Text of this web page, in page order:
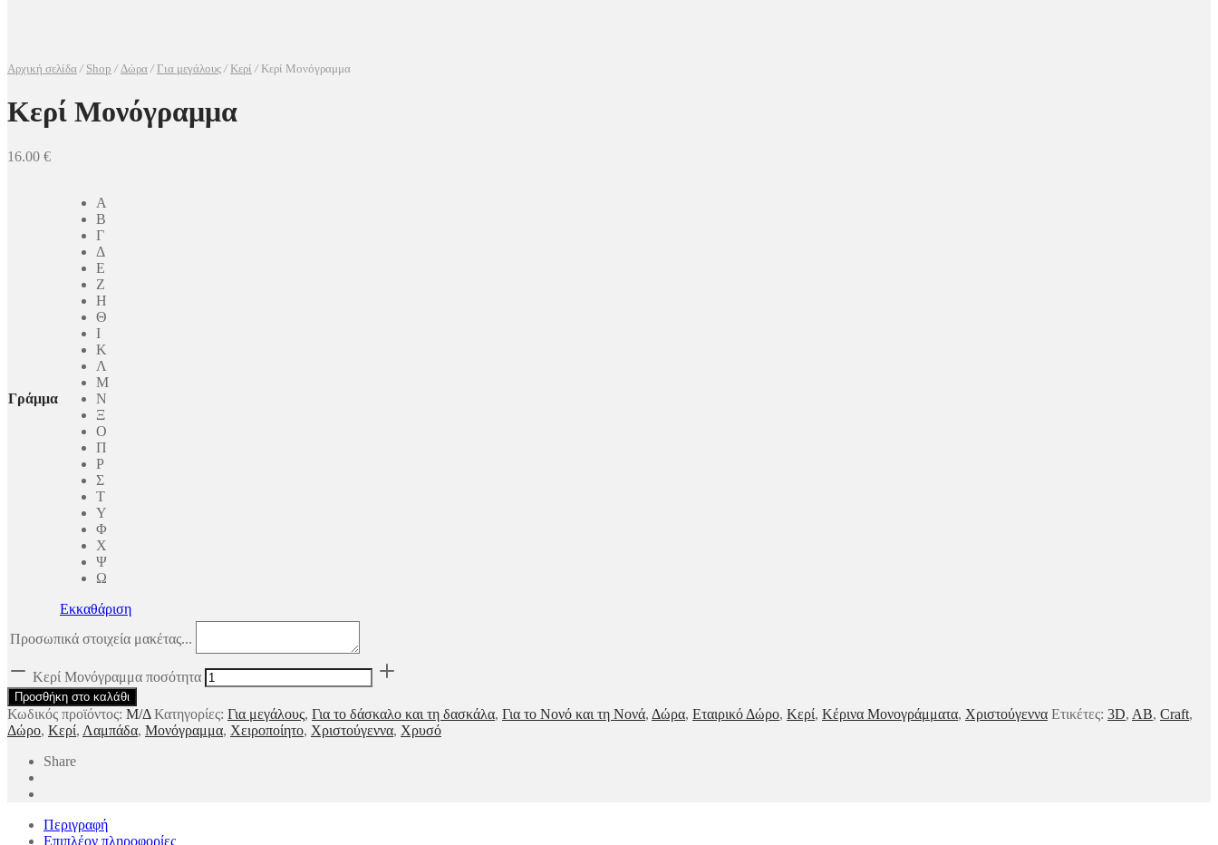
Αρχική σελίδα / Shop / Δώρα / Για μεγάλους / Κερί /Κερί Μονόγραμμα
Κερί Μονόγραμμα
16.00 €
Γράμμα
Α
Β
Γ
Δ
Ε
Ζ
Η
Θ
Ι
Κ
Λ
Μ
Ν
Ξ
Ο
Π
Ρ
Σ
Τ
Υ
Φ
Χ
Ψ
Ω
Εκκαθάριση
Προσωπικά στοιχεία μακέτας...
Κερί Μονόγραμμα ποσότητα
Προσθήκη στο καλάθι
Κωδικός προϊόντος: Μ/Δ Κατηγορίες: Για μεγάλους, Για το δάσκαλο και τη δασκάλα, Για το Νονό και τη Νονά, Δώρα, Εταιρικό Δώρο, Κερί, Κέρινα Μονογράμματα, Χριστούγεννα Ετικέτες: 3D, AB, Craft,
Δώρο, Κερί, Λαμπάδα, Μονόγραμμα, Χειροποίητο, Χριστούγεννα, Χρυσό
Share
Περιγραφή
Επιπλέον πληροφορίες